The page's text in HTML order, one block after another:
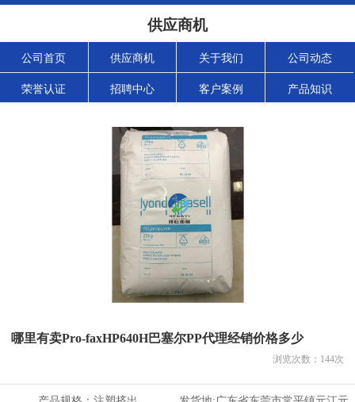
供应商机
公司首页 供应商机 关于我们 公司动态
荣誉认证 招聘中心 客户案例 产品知识
哪里有卖Pro-faxHP640H巴塞尔PP代理经销价格多少
浏览次数： 144次